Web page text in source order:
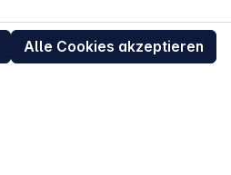
Alle Cookies akzeptieren